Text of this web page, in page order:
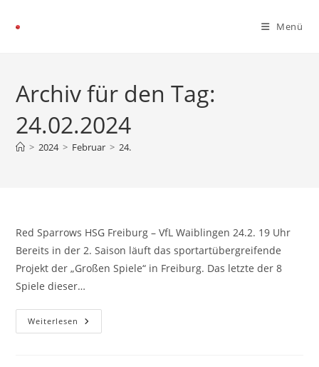
Menü
Archiv für den Tag:
24.02.2024
> 2024 > Februar > 24.
Red Sparrows HSG Freiburg – VfL Waiblingen 24.2. 19 Uhr
Bereits in der 2. Saison läuft das sportartübergreifende
Projekt der „Großen Spiele“ in Freiburg. Das letzte der 8
Spiele dieser…
Weiterlesen